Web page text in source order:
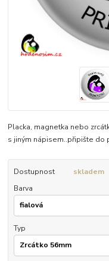
Placka, magnetka nebo
s jiným nápisem..připište do
Dostupnost
skladem
Barva
Typ